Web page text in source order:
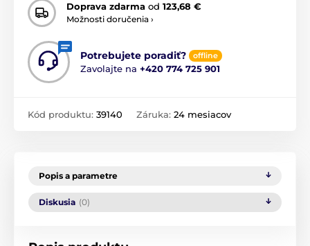
Doprava zdarma od 123,68 €
Možnosti doručenia ›
Potrebujete poradiť? offline
Zavolajte na +420 774 725 901
Kód produktu: 39140 Záruka: 24 mesiacov
Popis a parametre
Diskusia (0)